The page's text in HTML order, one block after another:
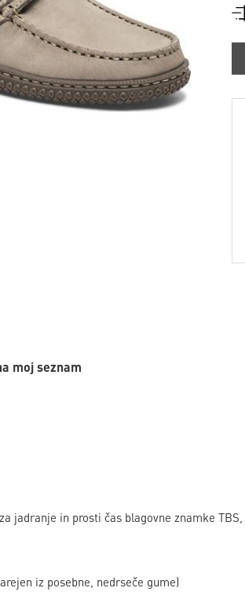
moj seznam
jadranje in prosti čas blagovne znamke
iz posebne, nedrseče gume)